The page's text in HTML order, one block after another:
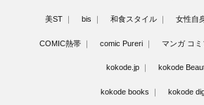
美ST bis 和食スタイル 女性自
COMIC熱帯 comic Pureri マンガ コ
kokode.jp kokode
kokode books kokode